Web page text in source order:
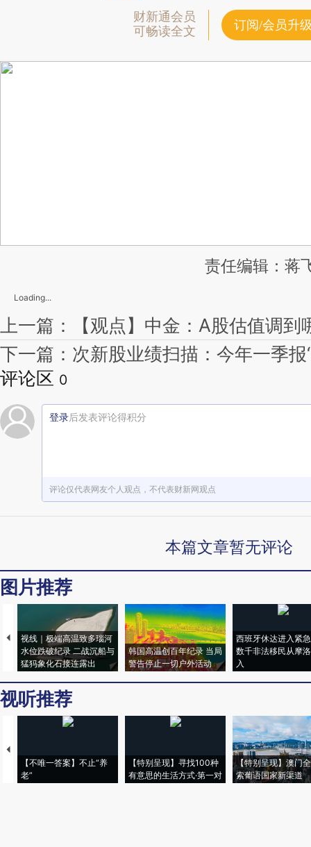
财新通会员
可畅读全文
订阅/会员升
责任编辑：蒋
Loading...
上一篇：【观点】中金：A股估值调到
下一篇：次新股业绩扫描：今年一季报
评论区 0
登录后发表评论得积分
评论仅代表网友个人观点，不代表财新网观点
本篇文章暂无评论
图片推荐
视线｜极端高温致多瑙河
水位跌破纪录 二战沉船与
猛犸象化石接连露出
韩国高温创百年纪录 当局
警告停止一切户外活动
西班牙休达进入紧
数千非法移民从摩
入
视听推荐
【不唯一答案】不止“养
老”
【特别呈现】寻找100种
有意思的生活方式·第一对
【特别呈现】澳门
索葡语国家新渠道